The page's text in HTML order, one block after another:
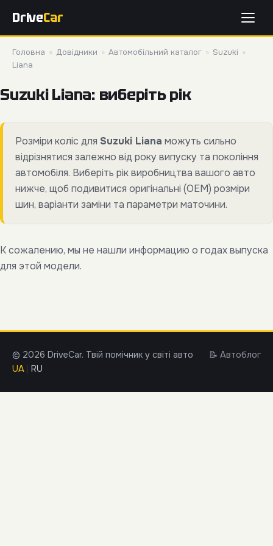
DriveCar
Головна » Довідники » Автомобільний каталог » Suzuki »
Liana
Suzuki Liana: виберіть рік
Розміри коліс для Suzuki Liana можуть сильно
відрізнятися залежно від року випуску та покоління
автомобіля. Виберіть рік виробництва вашого авто
нижче, щоб подивитися оригінальні (OEM) розміри
шин, варіанти заміни та параметри маточини.
К сожалению, мы не нашли информацию о годах выпуска
для этой модели.
© 2026 DriveCar. Твій помічник у світі авто
📝 Автоблог
UA
RU